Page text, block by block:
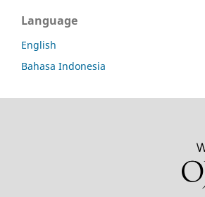
Language
English
Bahasa Indonesia